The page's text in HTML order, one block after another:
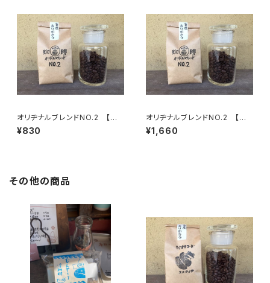
オリヂナルブレンドNO.2 【中
深煎】ほろ苦調和のとれた味わ
い 100g/袋
¥830
オリヂナルブレンドNO.2 【中
深煎】ほろ苦調和のとれた味わ
い 200g/袋
¥1,660
その他の商品